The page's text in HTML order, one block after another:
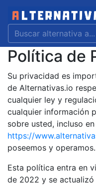
Política de
Su privacidad es
de Alternativas.io
cualquier ley y
cualquier información
sobre usted, incluso
https://
poseemos y operamos.
Esta política entra en
de 2022 y se